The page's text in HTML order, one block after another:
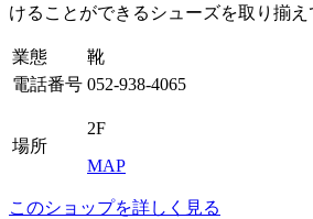
けることができるシューズを取り揃え
業態
靴
電話番号 052-938-4065
場所
2F
MAP
このショップを詳しく見る